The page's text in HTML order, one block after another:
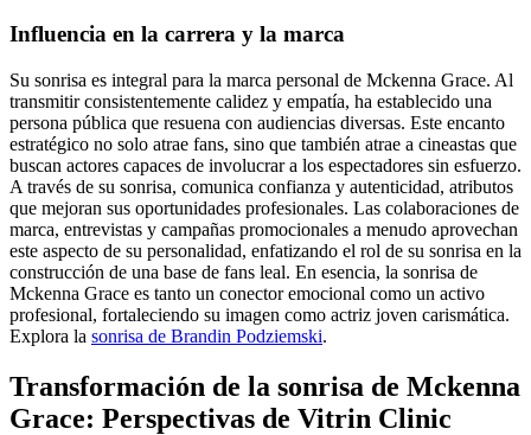
Influencia en la carrera y la marca
Su sonrisa es integral para la marca personal de Mckenna Grace. Al
transmitir consistentemente calidez y empatía, ha establecido una
persona pública que resuena con audiencias diversas. Este encanto
estratégico no solo atrae fans, sino que también atrae a cineastas que
buscan actores capaces de involucrar a los espectadores sin esfuerzo.
A través de su sonrisa, comunica confianza y autenticidad, atributos
que mejoran sus oportunidades profesionales. Las colaboraciones de
marca, entrevistas y campañas promocionales a menudo aprovechan
este aspecto de su personalidad, enfatizando el rol de su sonrisa en la
construcción de una base de fans leal. En esencia, la sonrisa de
Mckenna Grace es tanto un conector emocional como un activo
profesional, fortaleciendo su imagen como actriz joven carismática.
Explora la sonrisa de Brandin Podziemski.
Transformación de la sonrisa de Mckenna
Grace: Perspectivas de Vitrin Clinic